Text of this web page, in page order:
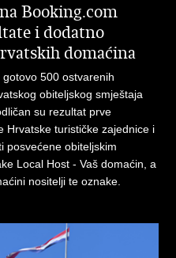
Booking.com
i dodatno
domaćina
500 ostvarenih
obiteljskog smještaja
su rezultat prve
Hrvatske turističke zajednice i
posvećene obiteljskim
Local Host - Vaš domaćin, a
nositelji te oznake.